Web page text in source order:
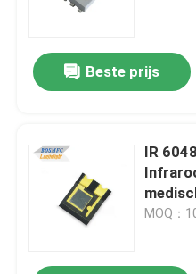
Beste prijs
IR
MOQ：